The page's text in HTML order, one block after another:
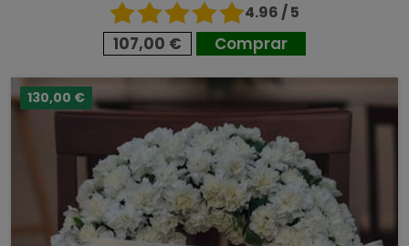
4.96 / 5
107,00 € Comprar
130,00 €